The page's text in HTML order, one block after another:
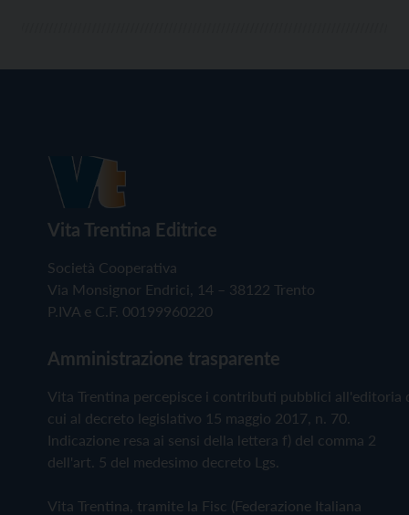
Vita Trentina Editrice
Società Cooperativa
Via Monsignor Endrici, 14 – 38122 Trento
P.IVA e C.F. 00199960220
Amministrazione trasparente
Vita Trentina percepisce i contributi pubblici all'editoria
cui al decreto legislativo 15 maggio 2017, n. 70.
Indicazione resa ai sensi della lettera f) del comma 2
dell'art. 5 del medesimo decreto Lgs.
Vita Trentina, tramite la Fisc (Federazione Italiana